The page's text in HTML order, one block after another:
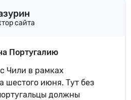
сайта
Португалию
Чили в рамках
шестого июня. Тут без
должны